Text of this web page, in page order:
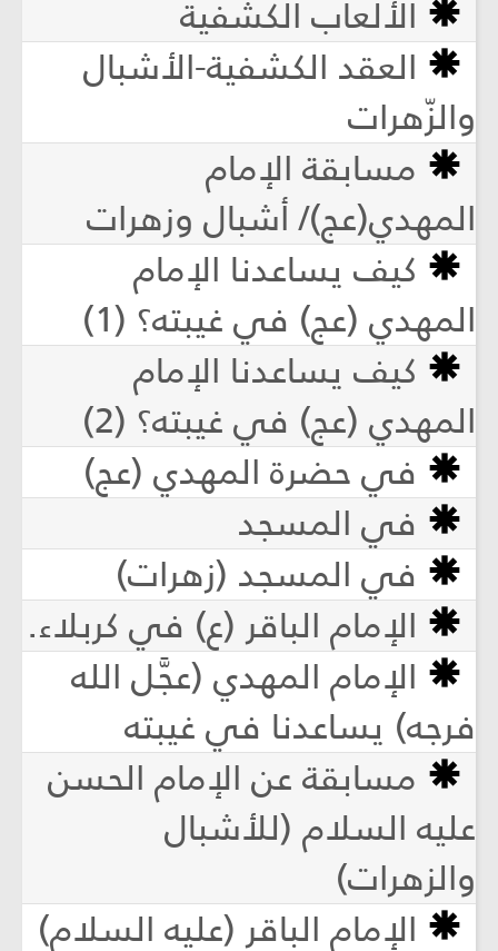
الألعاب الكشفية
العقد الكشفية-الأشبال
والزّهرات
مسابقة الإمام
المهدي(عج)/ أشبال وزهرات
كيف يساعدنا الإمام
المهدي (عج) في غيبته؟ (1)
كيف يساعدنا الإمام
المهدي (عج) في غيبته؟ (2)
في حضرة المهدي (عج)
في المسجد
في المسجد (زهرات)
الإمام الباقر (ع) في كربلاء.
الإمام المهدي (عجَّل الله
فرجه) يساعدنا في غيبته
مسابقة عن الإمام الحسن
عليه السلام (للأشبال
والزهرات)
الإمام الباقر (عليه السلام)